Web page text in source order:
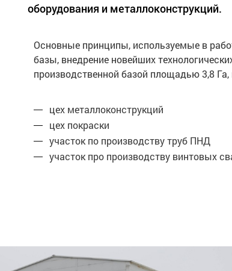
оборудования и металлоконструкций.
Основные принципы, используемые в
базы, внедрение новейших
производственной базой площадью 3,8
цех металлоконструкций
цех покраски
участок по производству труб ПНД
участок про производству винтовых